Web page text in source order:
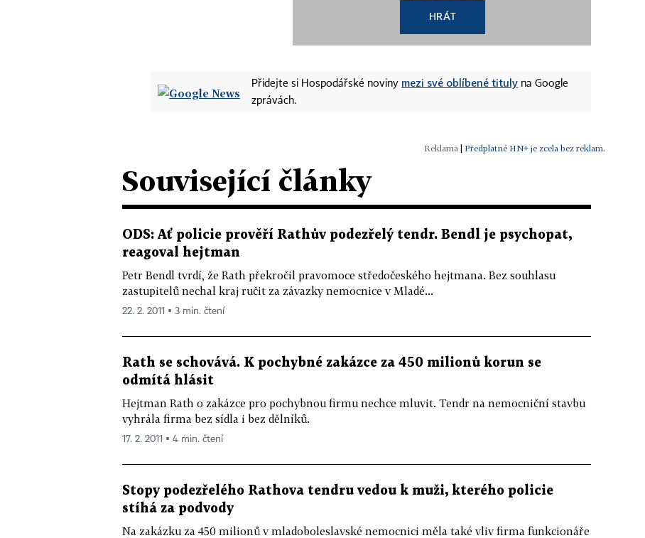
HRÁT
Přidejte si Hospodářské noviny mezi své oblíbené tituly na Google
zprávách.
Předplatné HN+ je zcela bez reklam.
Související články
ODS: Ať policie prověří Rathův podezřelý tendr. Bendl je psychopat,
reagoval hejtman
Petr Bendl tvrdí, že Rath překročil pravomoce středočeského hejtmana. Bez souhlasu
zastupitelů nechal kraj ručit za závazky nemocnice v Mladé...
22. 2. 2011 ▪ 3 min. čtení
Rath se schovává. K pochybné zakázce za 450 milionů korun se
odmítá hlásit
Hejtman Rath o zakázce pro pochybnou firmu nechce mluvit. Tendr na nemocniční stavbu
vyhrála firma bez sídla i bez dělníků.
17. 2. 2011 ▪ 4 min. čtení
Stopy podezřelého Rathova tendru vedou k muži, kterého policie
stíhá za podvody
Na zakázku za 450 milionů v mladoboleslavské nemocnici měla také vliv firma funkcionáře